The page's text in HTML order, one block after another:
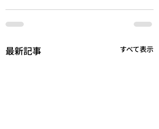
最新記事 すべて表示